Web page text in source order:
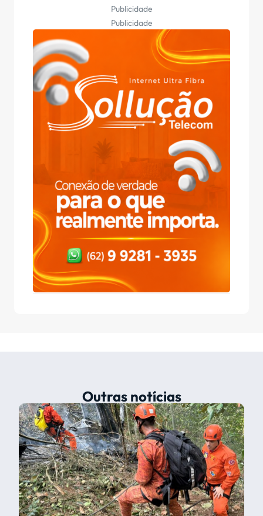
Publicidade
Publicidade
Outras notícias